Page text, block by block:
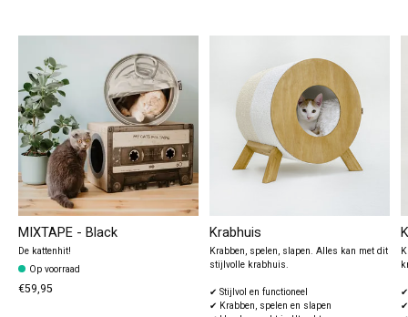
MIXTAPE - Black
De kattenhit!
Op voorraad
€59,95
Krabhuis
Krabben, spelen, slapen. Alles kan met dit
stijlvolle krabhuis.
✔ Stijlvol en functioneel
✔ Krabben, spelen en slapen